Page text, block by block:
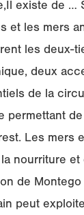
existe de …
et les mers
les deux-
deux
de la
permettant
Les mers
nourriture et
de
peut